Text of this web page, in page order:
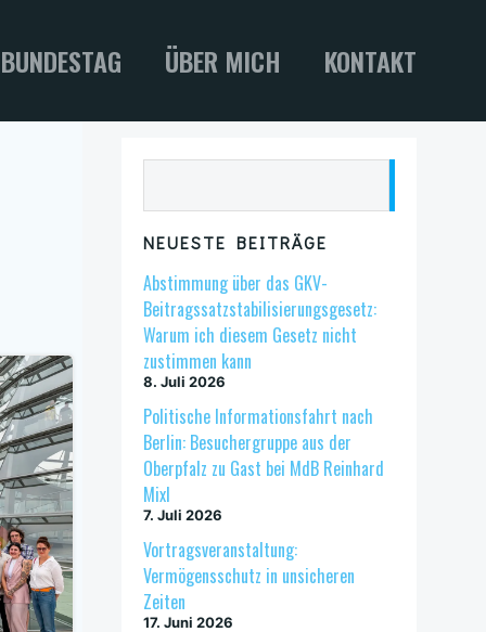
BUNDESTAG ÜBER MICH KONTAKT
NEUESTE BEITRÄGE
Abstimmung über das GKV-
Beitragssatzstabilisierungsgesetz:
Warum ich diesem Gesetz nicht
zustimmen kann
8. Juli 2026
Politische Informationsfahrt nach
Berlin: Besuchergruppe aus der
Oberpfalz zu Gast bei MdB Reinhard
Mixl
7. Juli 2026
Vortragsveranstaltung:
Vermögensschutz in unsicheren
Zeiten
17. Juni 2026